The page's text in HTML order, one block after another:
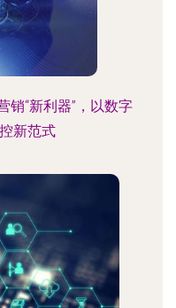
销“新利器”，以数字
新范式